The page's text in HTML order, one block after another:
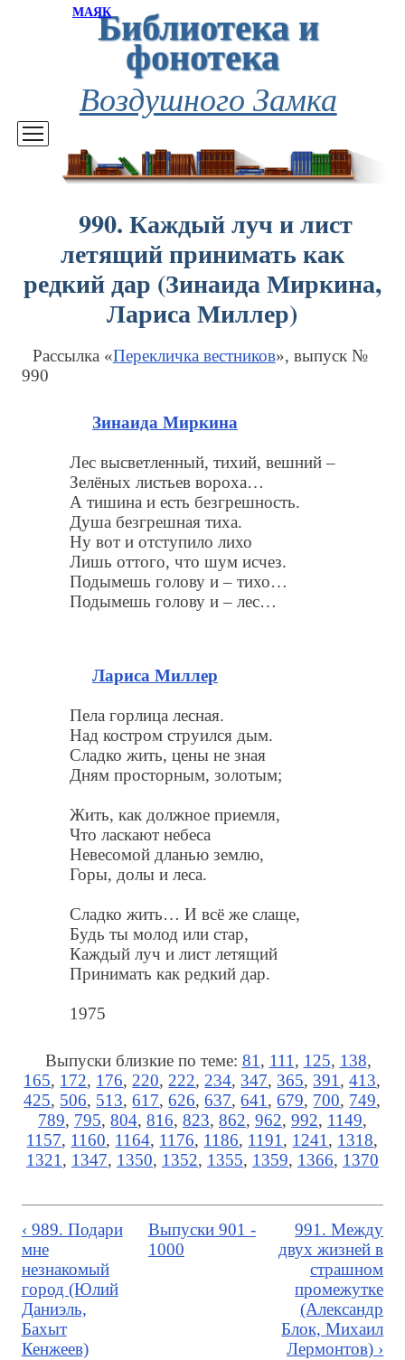
МАЯКБиблиотека и
фонотека
Воздушного Замка
990. Каждый луч и лист
летящий принимать как
редкий дар (Зинаида Миркина,
Лариса Миллер)
Рассылка «Перекличка вестников», выпуск №
990
Зинаида Миркина
Лес высветленный, тихий, вешний –
Зелёных листьев вороха…
А тишина и есть безгрешность.
Душа безгрешная тиха.
Ну вот и отступило лихо
Лишь оттого, что шум исчез.
Подымешь голову и – тихо…
Подымешь голову и – лес…
Лариса Миллер
Пела горлица лесная.
Над костром струился дым.
Сладко жить, цены не зная
Дням просторным, золотым;
Жить, как должное приемля,
Что ласкают небеса
Невесомой дланью землю,
Горы, долы и леса.
Сладко жить… И всё же слаще,
Будь ты молод или стар,
Каждый луч и лист летящий
Принимать как редкий дар.
1975
Выпуски близкие по теме: 81, 111, 125, 138,
165, 172, 176,220,222,234, 347, 365, 391,413,
425, 506, 513,617,626,637,641,679, 700, 749,
789, 795, 804, 816, 823, 862, 962, 992, 1149,
1157, 1160, 1164, 1176, 1186, 1191, 1241, 1318,
1321, 1347, 1350, 1352, 1355, 1359, 1366, 1370
‹ 989. Подари
мне
незнакомый
город (Юлий
Даниэль,
Бахыт
Кенжеев)
Выпуски 901 -
1000
991. Между
двух жизней в
страшном
промежутке
(Александр
Блок, Михаил
Лермонтов) ›